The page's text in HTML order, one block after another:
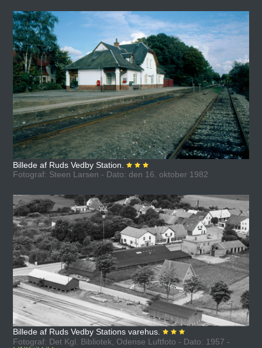
Billede af Ruds Vedby Station.
Fotograf: Steen Larsen - Dato: den 16. oktober 1982
Billede af Ruds Vedby Stations varehus.
Fotograf: Det Kgl. Bibliotek, Odense Luftfoto - Dato: 1957 -